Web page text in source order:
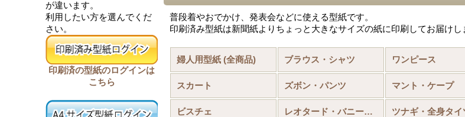
が違います。
利用したい方を選んでくだ
さい。
印刷済の型紙のログインは
こちら
普段着やおでかけ、発表会などに使える型紙です。
印刷済み型紙は新聞紙よりちょっと大きなサイズの紙に印刷してお届けし
婦人用型紙 (全商品) ブラウス・シャツ ワンピース
スカート ズボン・パンツ マント・ケープ
ビスチェ レオタード・バニースーツ